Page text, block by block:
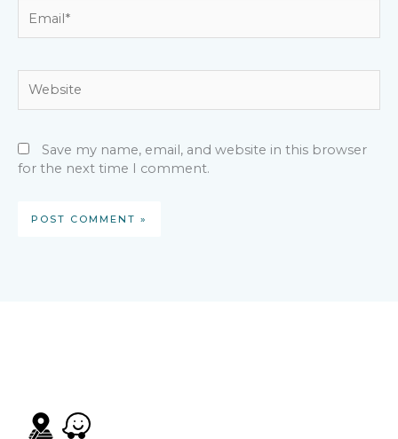
Save my name, email, and website in this browser
for the next time I comment.